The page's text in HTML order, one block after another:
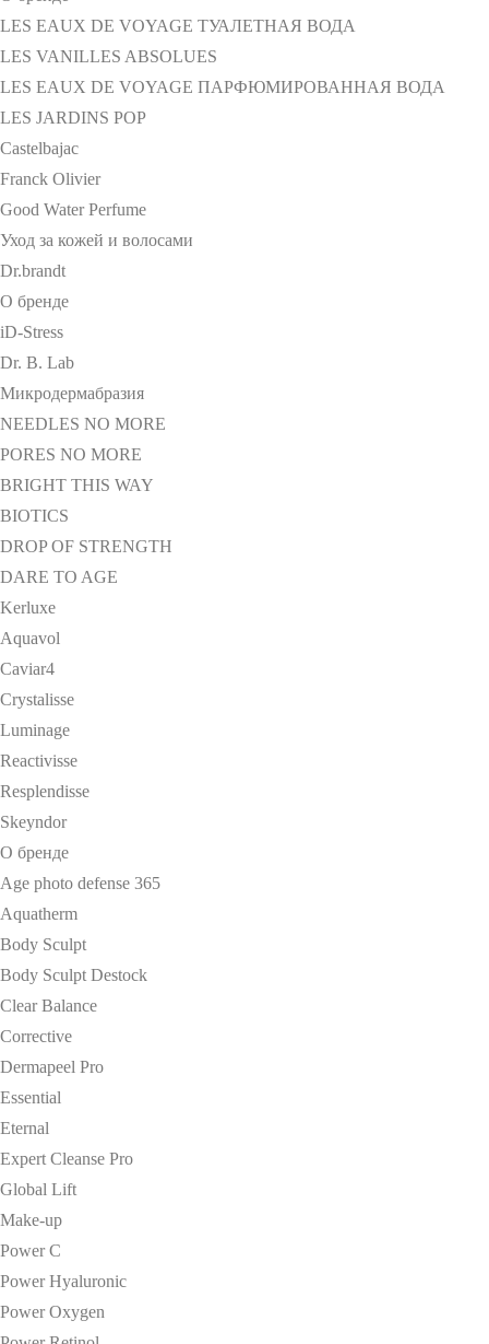
LES EAUX DE VOYAGE ТУАЛЕТНАЯ ВОДА
LES VANILLES ABSOLUES
LES EAUX DE VOYAGE ПАРФЮМИРОВАННАЯ ВОДА
LES JARDINS POP
Castelbajac
Franck Olivier
Good Water Perfume
Уход за кожей и волосами
Dr.brandt
О бренде
iD-Stress
Dr. B. Lab
Микродермабразия
NEEDLES NO MORE
PORES NO MORE
BRIGHT THIS WAY
BIOTICS
DROP OF STRENGTH
DARE TO AGE
Kerluxe
Aquavol
Caviar4
Crystalisse
Luminage
Reactivisse
Resplendisse
Skeyndor
О бренде
Age photo defense 365
Aquatherm
Body Sculpt
Body Sculpt Destock
Clear Balance
Corrective
Dermapeel Pro
Essential
Eternal
Expert Cleanse Pro
Global Lift
Make-up
Power C
Power Hyaluronic
Power Oxygen